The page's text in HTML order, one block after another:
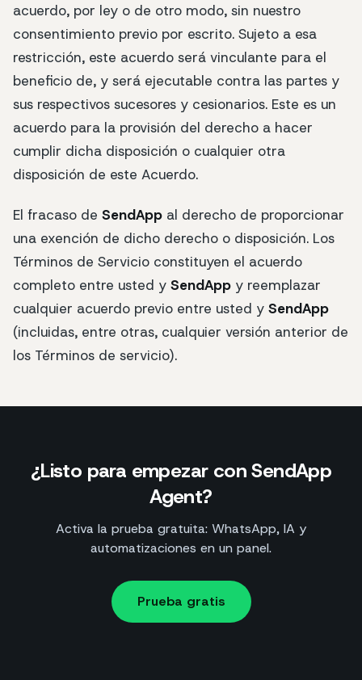
acuerdo, por ley o de otro modo, sin nuestro
consentimiento previo por escrito. Sujeto a esa
restricción, este acuerdo será vinculante para el
beneficio de, y será ejecutable contra las partes y
sus respectivos sucesores y cesionarios. Este es un
acuerdo para la provisión del derecho a hacer
cumplir dicha disposición o cualquier otra
disposición de este Acuerdo.
El fracaso de SendApp al derecho de proporcionar
una exención de dicho derecho o disposición. Los
Términos de Servicio constituyen el acuerdo
completo entre usted y SendApp y reemplazar
cualquier acuerdo previo entre usted y SendApp
(incluidas, entre otras, cualquier versión anterior de
los Términos de servicio).
¿Listo para empezar con SendApp
Agent?
Activa la prueba gratuita: WhatsApp, IA y
automatizaciones en un panel.
Prueba gratis